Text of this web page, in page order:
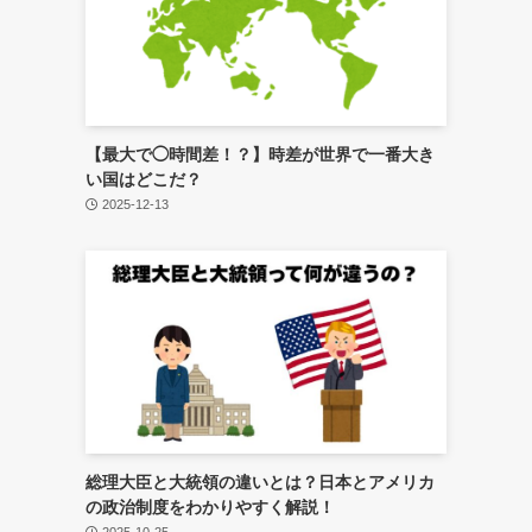
【最大で◯時間差！？】時差が世界で一番大き
い国はどこだ？
2025-12-13
総理大臣と大統領の違いとは？日本とアメリカ
の政治制度をわかりやすく解説！